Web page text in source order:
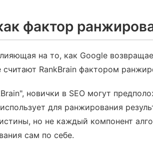
фактор
на то, как Google
RankBrain фактором
новички в SEO могут
для ранжирования
но не каждый компонент
сам по себе.